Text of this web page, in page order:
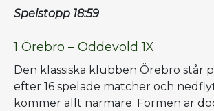
Spelstopp 18:59
1 Örebro – Oddevold 1X
Den klassiska klubben Örebro står
efter 16 spelade matcher och
kommer allt närmare. Formen är